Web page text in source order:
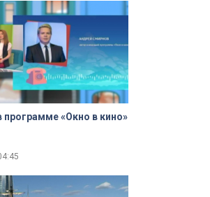
программе «Окно в кино»